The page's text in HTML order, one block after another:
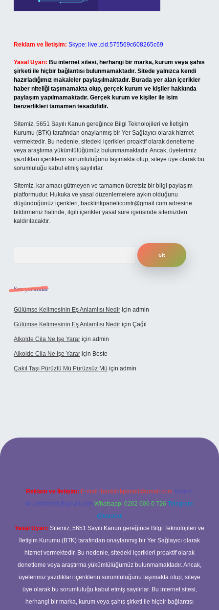
Reklam ve İletişim: Skype: live:.cid.575569c608265c69
Yasal Uyarı: Bu internet sitesi, herhangi bir marka, kurum veya şahıs
şirketi ile hiçbir bağlantısı bulunmamaktadır. Sitede yalnızca kendi
hazırladığımız makaleler paylaşılmaktadır. Burada yer alan içerikler
haber niteliği taşımamakta olup, gerçek kurum ve kişiler hakkında
paylaşım yapılmamaktadır. Gerçek kurum ve kişiler ile isim
benzerlikleri tamamen tesadüfidir.
Sitemiz, 5651 Sayılı Kanun gereğince Bilgi Teknolojileri ve İletişim
Kurumu (BTK) tarafından onaylanmış bir Yer Sağlayıcı olarak hizmet
vermektedir. Bu nedenle, sitedeki içerikleri proaktif olarak denetleme
veya araştırma yükümlülüğümüz bulunmamaktadır. Ancak, üyelerimiz
yazdıkları içeriklerin sorumluluğunu taşımakta olup, siteye üye olarak bu
sorumluluğu kabul etmiş sayılırlar.
Sitemiz, kar amacı gütmeyen ve tamamen ücretsiz bir bilgi paylaşım
platformudur. Hukuka ve yasal düzenlemelere aykırı olduğunu
düşündüğünüz içerikleri, backlinkpanelicomtr@gmail.com adresine
bildirmeniz halinde, ilgili içerikler yasal süre içerisinde sitemizden
kaldırılacaktır.
Son yorumlar
Gülümse Kelimesinin Eş Anlamlısı Nedir için admin
Gülümse Kelimesinin Eş Anlamlısı Nedir için Çağıl
Alkolde Cila Ne Işe Yarar için admin
Alkolde Cila Ne Işe Yarar için Beste
Çakıl Taşı Pürüzlü Mü Pürüzsüz Mü için admin
Reklam ve İletişim: E-mail: backlinkpaneli@gmail.com Teams:
forumhizmeti@gmail.com Whatsapp: 0262 606 0 726 Telegram:
@karabul
Yasal Uyarı: Sitemiz, 5651 Sayılı Kanun gereğince Bilgi Teknolojileri ve
İletişim Kurumu (BTK) tarafından onaylanmış bir Yer Sağlayıcı olarak
hizmet vermektedir. Bu nedenle, sitedeki içerikleri proaktif olarak
denetleme veya araştırma yükümlülüğümüz bulunmamaktadır. Ancak,
üyelerimiz yazdıkları içeriklerin sorumluluğunu taşımakta olup, siteye
üye olarak bu sorumluluğu kabul etmiş sayılırlar. Bu internet sitesi,
herhangi bir marka, kurum veya şahıs şirketi ile hiçbir bağlantısı